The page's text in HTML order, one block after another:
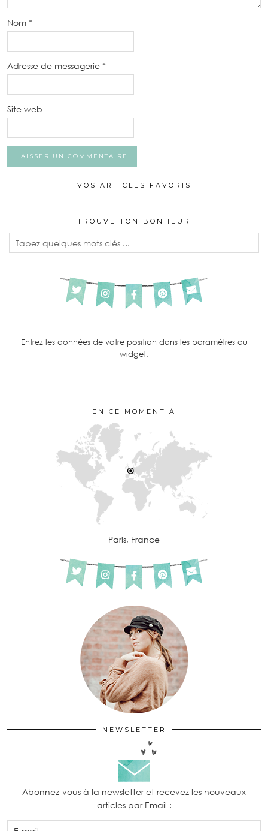
Nom *
Adresse de messagerie *
Site web
VOS ARTICLES FAVORIS
TROUVE TON BONHEUR
Entrez les données de votre position dans les paramètres du
widget.
EN CE MOMENT À
Paris, France
NEWSLETTER
Abonnez-vous à la newsletter et recevez les nouveaux
articles par Email :